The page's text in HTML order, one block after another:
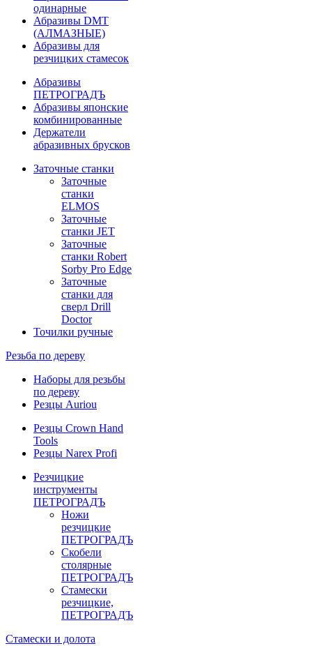
одинарные
Абразивы DMT
(АЛМАЗНЫЕ)
Абразивы для
резчицких стамесок
Абразивы
ПЕТРОГРАДЪ
Абразивы японские
комбинированные
Держатели
абразивных брусков
Заточные станки
Заточные
станки
ELMOS
Заточные
станки JET
Заточные
станки Robert
Sorby Pro Edge
Заточные
станки для
сверл Drill
Doctor
Точилки ручные
Резьба по дереву
Наборы для резьбы
по дереву
Резцы Auriou
Резцы Crown Hand
Tools
Резцы Narex Profi
Резчицкие
инструменты
ПЕТРОГРАДЪ
Ножи
резчицкие
ПЕТРОГРАДЪ
Скобели
столярные
ПЕТРОГРАДЪ
Стамески
резчицкие,
ПЕТРОГРАДЪ
Стамески и долота